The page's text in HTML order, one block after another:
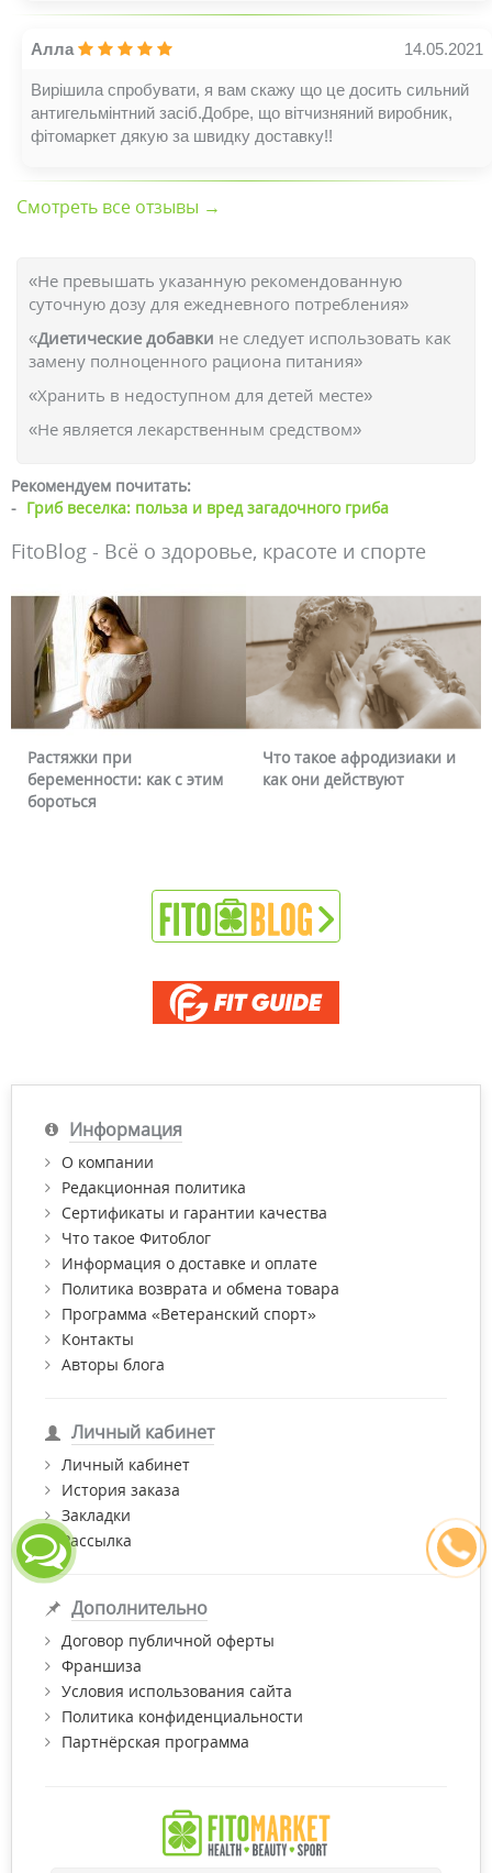
Алла 14.05.2021
Вирішила спробувати, я вам скажу що це досить сильний
антигельмінтний засіб.Добре, що вітчизняний виробник,
фітомаркет дякую за швидку доставку!!
Смотреть все отзывы →
«Не превышать указанную рекомендованную
суточную дозу для ежедневного потребления»
«Диетические добавки не следует использовать как
замену полноценного рациона питания»
«Хранить в недоступном для детей месте»
«Не является лекарственным средством»
Рекомендуем почитать:
- Гриб веселка: польза и вред загадочного гриба
FitoBlog - Всё о здоровье, красоте и спорте
Что такое афродизиаки и
как они действуют
Почему краснеет лицо и
можно ли это убрать
Информация
О компании
Редакционная политика
Сертификаты и гарантии качества
Что такое Фитоблог
Информация о доставке и оплате
Политика возврата и обмена товара
Программа «Ветеранский спорт»
Контакты
Авторы блога
Личный кабинет
Личный кабинет
История заказа
Закладки
Рассылка
Дополнительно
Договор публичной оферты
Франшиза
Условия использования сайта
Политика конфиденциальности
Партнёрская программа